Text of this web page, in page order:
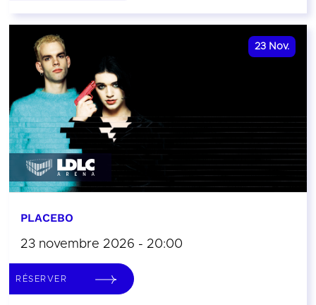
23 Nov.
PLACEBO
23 novembre 2026 - 20:00
RÉSERVER